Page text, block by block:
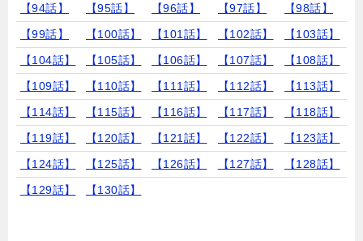
【94話】
【95話】 【96話】 【97話】
【98話】
【99話】
【100話】 【101話】 【102話】
【103話】
【104話】
【105話】 【106話】 【107話】
【108話】
【109話】
【110話】 【111話】 【112話】
【113話】
【114話】
【115話】 【116話】 【117話】
【118話】
【119話】
【120話】 【121話】 【122話】
【123話】
【124話】
【125話】 【126話】 【127話】
【128話】
【129話】
【130話】